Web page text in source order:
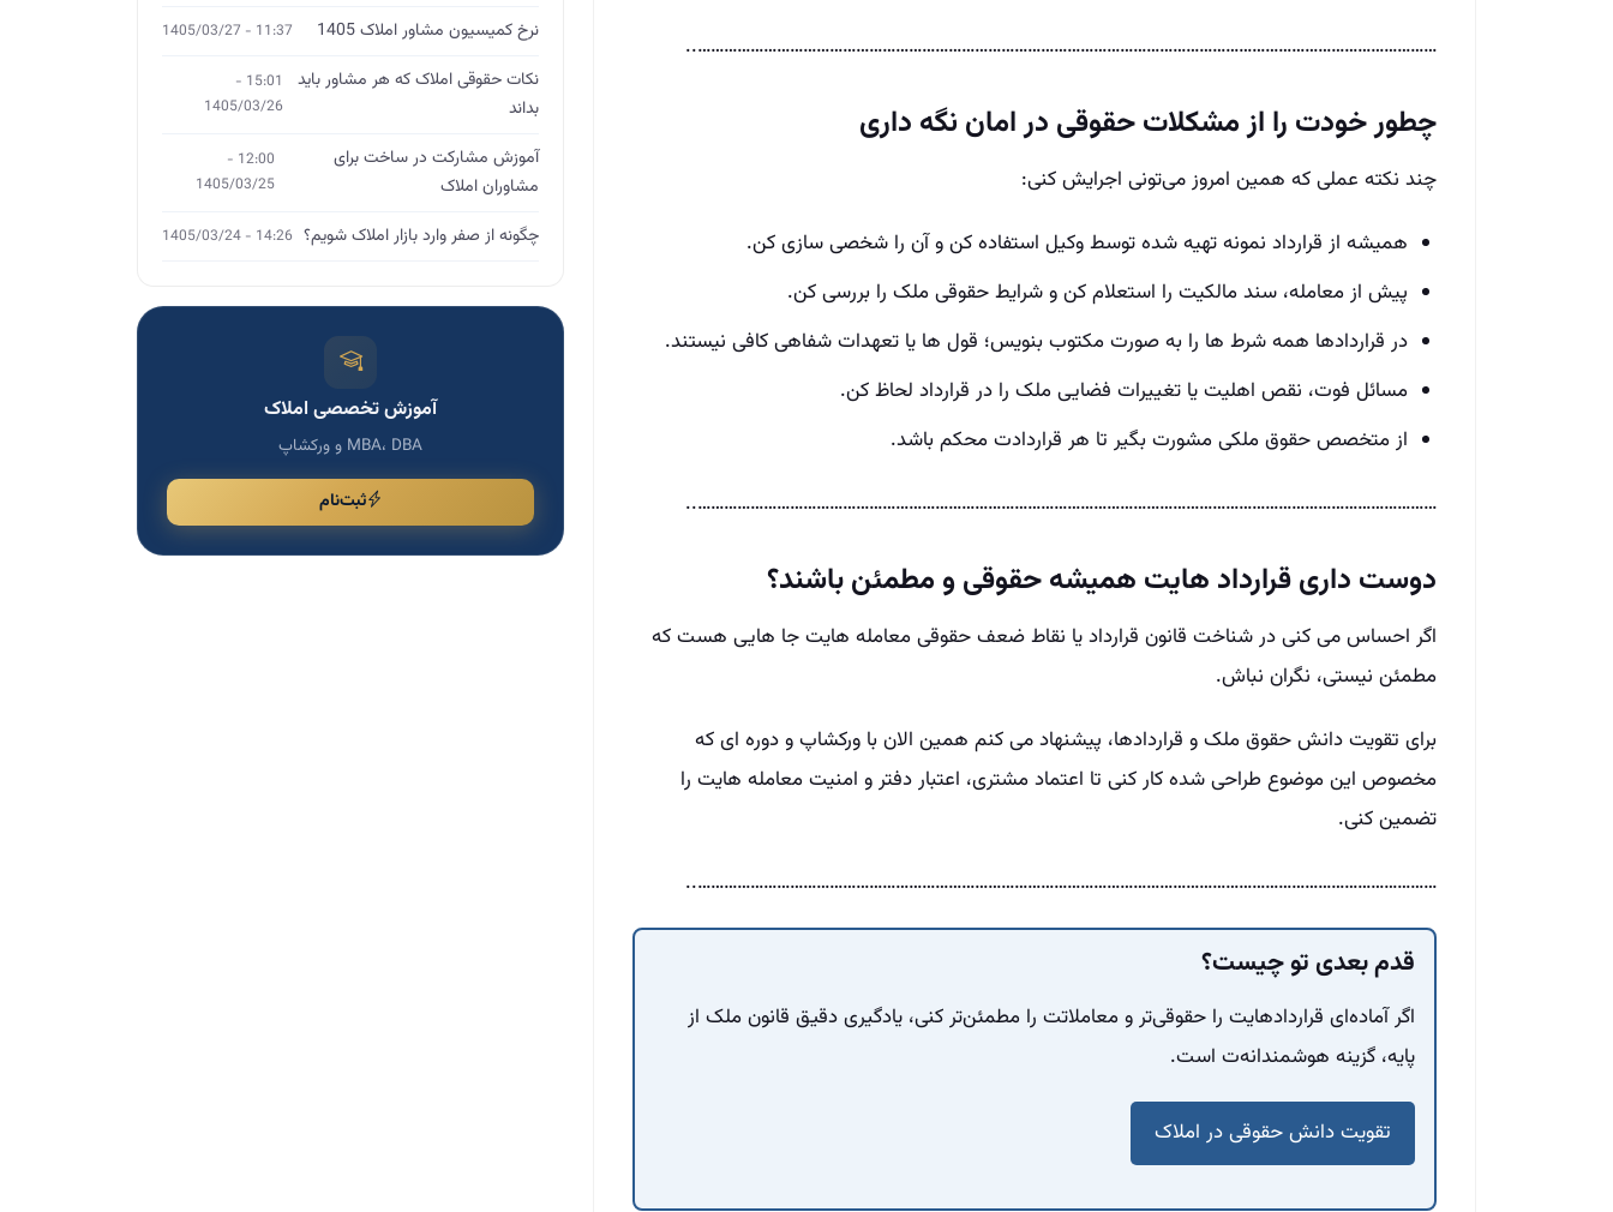
……………………………………………………………………………………………………………………………………………………..
چطور خودت را از مشکلات حقوقی در امان نگه داری
چند نکته عملی که همین امروز می‌تونی اجرایش کنی:
همیشه از قرارداد نمونه تهیه‌ شده توسط وکیل استفاده کن و آن را شخصی‌ سازی کن.
پیش از معامله، سند مالکیت را استعلام کن و شرایط حقوقی ملک را بررسی کن.
در قراردادها همه شرط‌ ها را به صورت مکتوب بنویس؛ قول‌ ها یا تعهدات شفاهی کافی نیستند.
مسائل فوت، نقص اهلیت یا تغییرات فضایی ملک را در قرارداد لحاظ کن.
از متخصص حقوق ملکی مشورت بگیر تا هر قراردادت محکم باشد.
……………………………………………………………………………………………………………………………………………………..
دوست داری قرارداد هایت همیشه حقوقی و مطمئن باشند؟
اگر احساس می‌ کنی در شناخت قانون قرارداد یا نقاط ضعف حقوقی معامله‌ هایت جا هایی هست که
مطمئن نیستی، نگران نباش.
برای تقویت دانش حقوق ملک و قراردادها، پیشنهاد می‌ کنم همین الان با ورکشاپ و دوره‌ ای که
مخصوص این موضوع طراحی شده کار کنی تا اعتماد مشتری، اعتبار دفتر و امنیت معامله‌ هایت را
تضمین کنی.
……………………………………………………………………………………………………………………………………………………..
قدم بعدی تو چیست؟
اگر آماده‌ای قراردادهایت را حقوقی‌تر و معاملاتت را مطمئن‌تر کنی، یادگیری دقیق قانون ملک از
پایه، گزینه هوشمندانه‌ت است.
تقویت دانش حقوقی در املاک
نرخ کمیسیون مشاور املاک 1405 11:37 - 1405/03/27
نکات حقوقی املاک که هر مشاور باید
بداند
15:01 -
1405/03/26
آموزش مشارکت در ساخت برای
مشاوران املاک
12:00 -
1405/03/25
چگونه از صفر وارد بازار املاک شویم؟ 14:26 - 1405/03/24
آموزش تخصصی املاک
MBA، DBA و ورکشاپ
ثبت‌نام